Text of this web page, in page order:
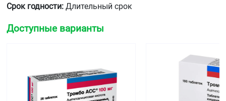
Срок годности: Длительный срок
Доступные варианты